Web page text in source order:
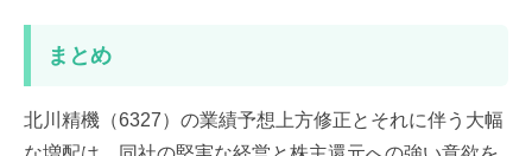
まとめ
北川精機（6327）の業績予想上方修正とそれに伴う大幅